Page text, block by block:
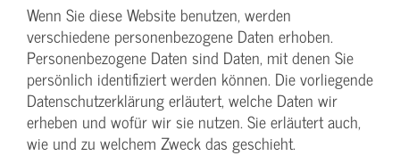
Wenn Sie diese Website benutzen, werden
verschiedene personenbezogene Daten erhoben.
Personenbezogene Daten sind Daten, mit denen Sie
persönlich identifiziert werden können. Die vorliegende
Datenschutzerklärung erläutert, welche Daten wir
erheben und wofür wir sie nutzen. Sie erläutert auch,
wie und zu welchem Zweck das geschieht.